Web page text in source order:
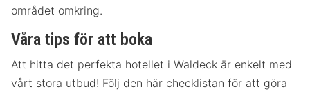
området omkring.
Våra tips för att boka
Att hitta det perfekta hotellet i Waldeck är enkelt med
vårt stora utbud! Följ den här checklistan för att göra